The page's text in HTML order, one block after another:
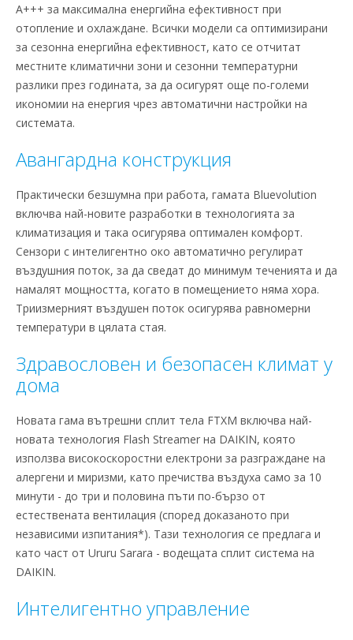
A+++ за максимална енергийна ефективност при
отопление и охлаждане. Всички модели са оптимизирани
за сезонна енергийна ефективност, като се отчитат
местните климатични зони и сезонни температурни
разлики през годината, за да осигурят още по-големи
икономии на енергия чрез автоматични настройки на
системата.
Авангардна конструкция
Практически безшумна при работа, гамата Bluevolution
включва най-новите разработки в технологията за
климатизация и така осигурява оптимален комфорт.
Сензори с интелигентно око автоматично регулират
въздушния поток, за да сведат до минимум теченията и да
намалят мощността, когато в помещeнието няма хора.
Триизмерният въздушен поток осигурява равномерни
температури в цялата стая.
Здравословен и безопасен климат у
дома
Новата гама вътрешни сплит тела FTXM включва най-
новата технология Flash Streamer на DAIKIN, която
използва високоскоростни електрони за разграждане на
алергени и миризми, като пречиства въздуха само за 10
минути - до три и половина пъти по-бързо от
естествената вентилация (според доказаното при
независими изпитания*). Тази технология се предлага и
като част от Ururu Sarara - водещата сплит система на
DAIKIN.
Интелигентно управление